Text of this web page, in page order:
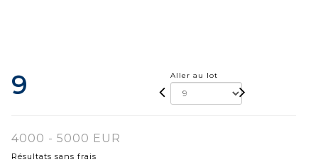
9 Aller au lot
4000 - 5000 EUR
Résultats sans frais